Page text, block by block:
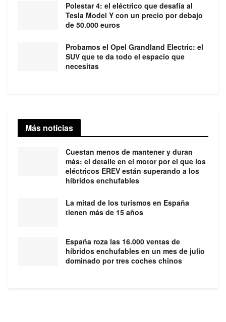
Polestar 4: el eléctrico que desafía al
Tesla Model Y con un precio por debajo
de 50.000 euros
Probamos el Opel Grandland Electric: el
SUV que te da todo el espacio que
necesitas
Más noticias
Cuestan menos de mantener y duran
más: el detalle en el motor por el que los
eléctricos EREV están superando a los
híbridos enchufables
La mitad de los turismos en España
tienen más de 15 años
España roza las 16.000 ventas de
híbridos enchufables en un mes de julio
dominado por tres coches chinos